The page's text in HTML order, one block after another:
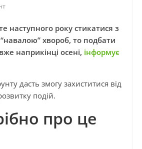
наступного року стикатися з
хвороб, то подбати
наприкінці осені, інформує
дасть змогу захиститися від
подій.
про це